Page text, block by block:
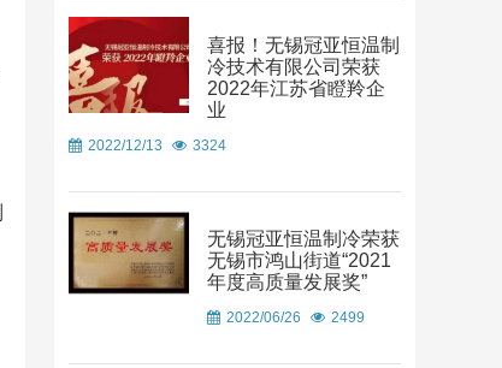
喜报！无锡冠亚恒温制
冷技术有限公司荣获
2022年江苏省瞪羚企
业
2022/12/13 3324
无锡冠亚恒温制冷荣获
无锡市鸿山街道“2021
年度高质量发展奖”
2022/06/26 2499